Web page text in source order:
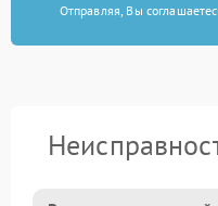
Отправляя, Вы